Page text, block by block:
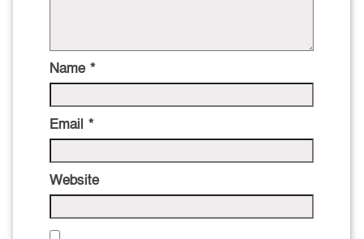
Name *
Email *
Website